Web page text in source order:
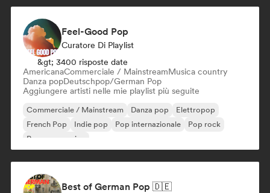
Feel-Good Pop
Curatore Di Playlist
&gt; 3400 risposte date
AmericanaCommerciale / MainstreamMusica country
Danza popDeutschpop/German Pop
Aggiungere artisti nelle mie playlist più seguite
Commerciale / Mainstream Danza pop
Elettropop
French Pop
Indie pop Pop internazionale
Pop rock
Pop progressivo
Best of German Pop 🇩🇪